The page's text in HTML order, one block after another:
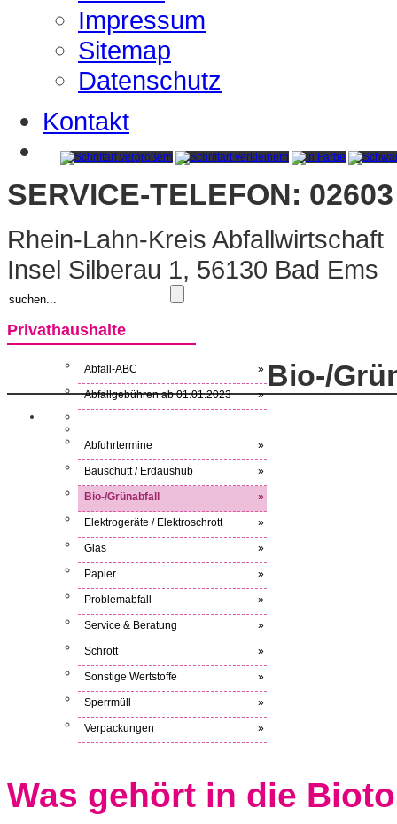
Impressum
Sitemap
Datenschutz
Kontakt
SERVICE-TELEFON:
Rhein-Lahn-Kreis Abfallwirtschaft
Insel Silberau 1, 56130 Bad Ems
Privathaushalte
Abfall-ABC »
Abfallgebühren ab 01.01.2023 »
Abfuhrtermine »
Bauschutt / Erdaushub »
Bio-/Grünabfall »
Elektrogeräte / Elektroschrott »
Glas »
Papier »
Problemabfall »
Service & Beratung »
Schrott »
Sonstige Wertstoffe »
Sperrmüll »
Verpackungen »
Bio-/
Was gehört in die